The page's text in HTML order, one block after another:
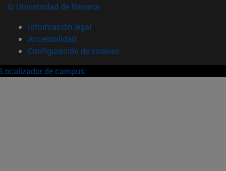
© Universidad de Navarra
Información legal
Accesibilidad
Configuración de cookies
Localizador de campus